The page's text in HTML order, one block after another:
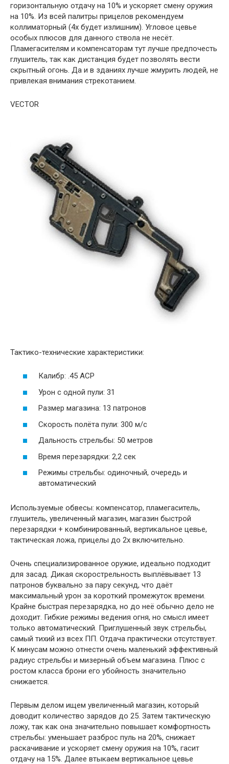
горизонтальную отдачу на 10% и ускоряет смену оружия
на 10%. Из всей палитры прицелов рекомендуем
коллиматорный (4х будет излишним). Угловое цевье
особых плюсов для данного ствола не несёт.
Пламегасителям и компенсаторам тут лучше предпочесть
глушитель, так как дистанция будет позволять вести
скрытный огонь. Да и в зданиях лучше жмурить людей, не
привлекая внимания стрекотанием.
VECTOR
Тактико-технические характеристики:
Калибр: .45 ACP
Урон с одной пули: 31
Размер магазина: 13 патронов
Скорость полёта пули: 300 м/c
Дальность стрельбы: 50 метров
Время перезарядки: 2,2 сек
Режимы стрельбы: одиночный, очередь и
автоматический
Используемые обвесы: компенсатор, пламегаситель,
глушитель, увеличенный магазин, магазин быстрой
перезарядки + комбинированный, вертикальное цевье,
тактическая ложа, прицелы до 2х включительно.
Очень специализированное оружие, идеально подходит
для засад. Дикая скорострельность выплёвывает 13
патронов буквально за пару секунд, что даёт
максимальный урон за короткий промежуток времени.
Крайне быстрая перезарядка, но до неё обычно дело не
доходит. Гибкие режимы ведения огня, но смысл имеет
только автоматический. Приглушенный звук стрельбы,
самый тихий из всех ПП. Отдача практически отсутствует.
К минусам можно отнести очень маленький эффективный
радиус стрельбы и мизерный объем магазина. Плюс с
ростом класса брони его убойность значительно
снижается.
Первым делом ищем увеличенный магазин, который
доводит количество зарядов до 25. Затем тактическую
ложу, так как она значительно повышает комфортность
стрельбы: уменьшает разброс пуль на 20%, снижает
раскачивание и ускоряет смену оружия на 10%, гасит
отдачу на 15%. Далее втыкаем вертикальное цевье